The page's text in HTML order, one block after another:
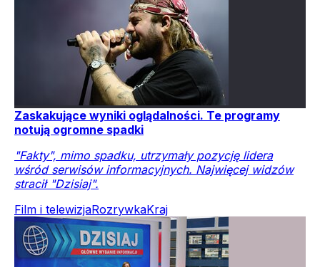
Zaskakujące wyniki oglądalności. Te programy
notują ogromne spadki
"Fakty", mimo spadku, utrzymały pozycję lidera
wśród serwisów informacyjnych. Najwięcej widzów
stracił "Dzisiaj".
Film i telewizjaRozrywkaKraj